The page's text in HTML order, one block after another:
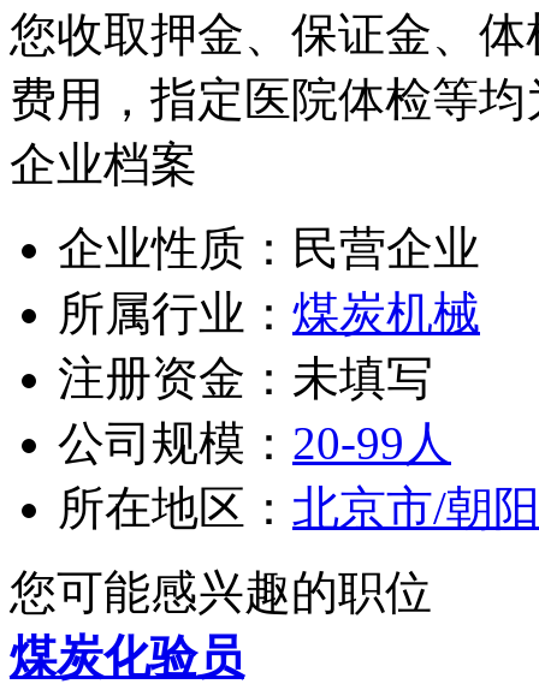
您收取押金、保证金、
费用，指定医院体检等
企业档案
企业性质：民营企业
所属行业： 煤炭机械
注册资金：未填写
公司规模： 20-99人
所在地区： 北京市/朝
您可能感兴趣的职位
煤炭化验员